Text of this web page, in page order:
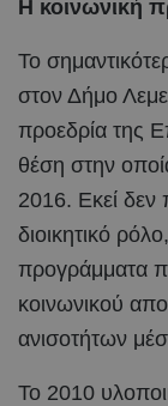
Η κοινωνική
Το
στον Δήμο
προεδρία της
θέση στην
2016. Εκεί δεν
διοικητικό
προγράμματα
κοινωνικού
ανισοτήτων
Το 2010